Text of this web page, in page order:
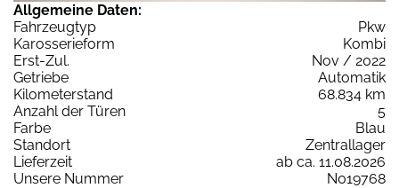
Allgemeine Daten:
Fahrzeugtyp
Pkw
Karosserieform
Kombi
Erst-Zul.
Nov / 2022
Getriebe
Automatik
Kilometerstand
68.834 km
Anzahl der Türen
5
Farbe
Blau
Standort
Zentrallager
Lieferzeit
ab ca. 11.08.2026
Unsere Nummer
N019768